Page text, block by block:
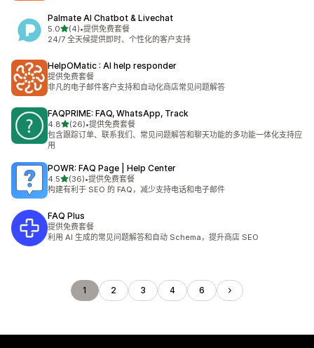
Palmate AI Chatbot & Livechat
5.0星（满分 5 星）
(4)
总共 4 条评论
•提供免费套餐
24/7 全天候提供即时、个性化的客户支持
HelpOMatic : AI help responder
提供免费套餐
非凡的电子邮件客户支持和自动化商店常见问题解答
FAQPRIME: FAQ, WhatsApp, Track
4.8星（满分 5 星）
(26)
总共 26 条评论
•提供免费套餐
包含跟踪订单、联系我们、常见问题解答和聊天功能的多功能一体化支持应
用
POWR: FAQ Page | Help Center
4.5星（满分 5 星）
(36)
总共 36 条评论
•提供免费套餐
构建有利于 SEO 的 FAQ，减少支持电话和电子邮件
FAQ Plus
提供免费套餐
利用 AI 生成的常见问题解答和自动 Schema，提升商店 SEO
1 2 3 4 6